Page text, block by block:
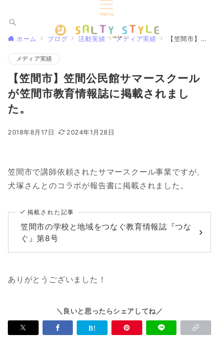
menu
ホーム ブログ 活動実績 メディア実績 【笠間市】笠間公民館サマースクールが笠間市教育情報誌に掲載されました。
メディア実績
【笠間市】笠間公民館サマースクール
が笠間市教育情報誌に掲載されまし
た。
2018年8月17日 2024年1月28日
笠間市で講師依頼されたサマースクール事業ですが、
犬塚さんとのコラボが報告書に掲載されました。
掲載された記事
笠間市の学校と地域をつなぐ教育情報誌『つな
ぐ』第8号
ありがとうございました！
＼良いと思ったらシェアしてね／